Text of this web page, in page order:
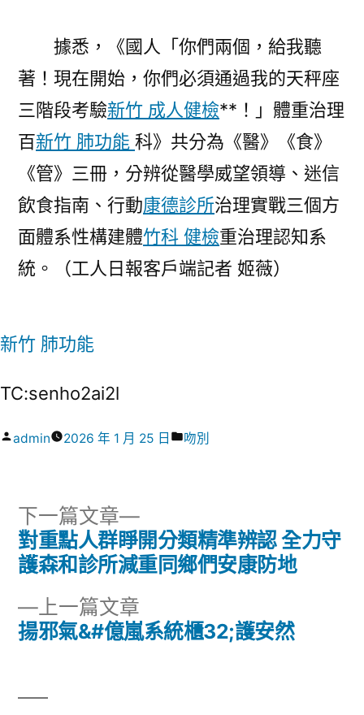
據悉，《國人「你們兩個，給我聽
著！現在開始，你們必須通過我的天秤座
三階段考驗新竹 成人健檢**！」體重治理
百新竹 肺功能 科》共分為《醫》《食》
《管》三冊，分辨從醫學威望領導、迷信
飲食指南、行動康德診所治理實戰三個方
面體系性構建體竹科 健檢重治理認知系
統。（工人日報客戶端記者 姬薇）
新竹 肺功能
TC:senho2ai2l
作
admin 2026 年 1 月 25 日
分
吻別
文
導
上一篇文章
一
揚邪氣&#億嵐系統櫃32;護安然
下一篇文章
下
一
篇
對重點人群睜開分類精準辨認 全力守
護森和診所減重同鄉們安康防地